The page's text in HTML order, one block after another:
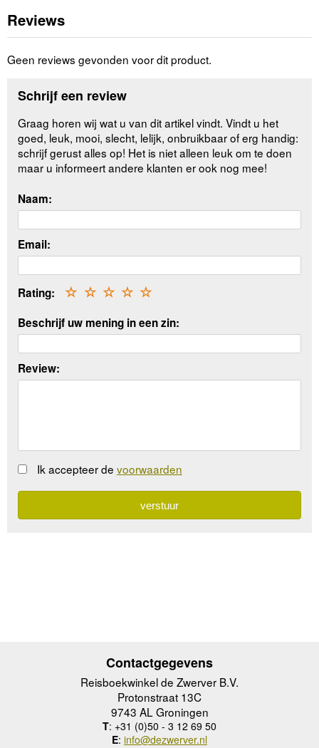
Reviews
Geen reviews gevonden voor dit product.
Schrijf een review
Graag horen wij wat u van dit artikel vindt. Vindt u het
goed, leuk, mooi, slecht, lelijk, onbruikbaar of erg handig:
schrijf gerust alles op! Het is niet alleen leuk om te doen
maar u informeert andere klanten er ook nog mee!
Naam:
Email:
Rating: ☆
☆
☆
☆
☆
Beschrijf uw mening in een zin:
Review:
Ik accepteer de voorwaarden
Contactgegevens
Reisboekwinkel de Zwerver B.V.
Protonstraat 13C
9743 AL Groningen
T: +31 (0)50 - 3 12 69 50
E: info@dezwerver.nl